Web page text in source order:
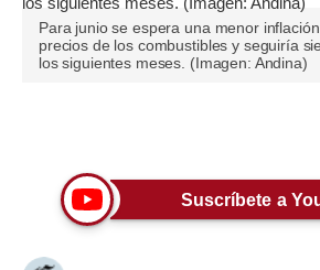
Pregunta de hoy
Blogs
Viajes
Para junio se espera una menor
precios de los combustibles y seguiría
los siguientes meses. (Imagen: Andina)
Suscríbete a